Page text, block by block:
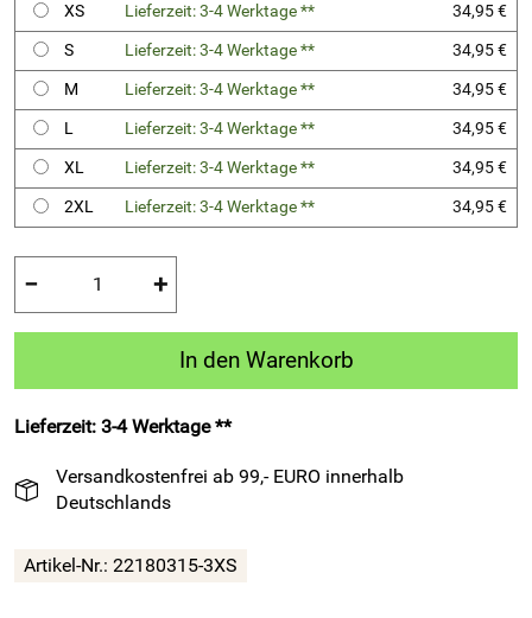
XS
Lieferzeit: 3-4 Werktage **
34,95 €
S
Lieferzeit: 3-4 Werktage **
34,95 €
M
Lieferzeit: 3-4 Werktage **
34,95 €
L
Lieferzeit: 3-4 Werktage **
34,95 €
XL
Lieferzeit: 3-4 Werktage **
34,95 €
2XL
Lieferzeit: 3-4 Werktage ** 34,95 €
− +
In den Warenkorb
Lieferzeit: 3-4 Werktage **
Versandkostenfrei ab 99,- EURO innerhalb
Deutschlands
Artikel-Nr.: 22180315-3XS